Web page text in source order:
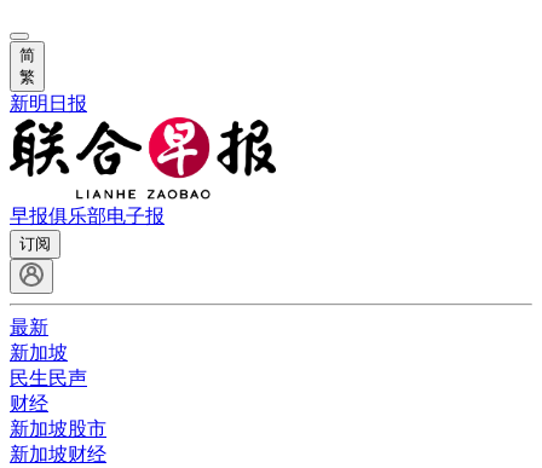
简
繁
新明日报
早报俱乐部电子报
订阅
最新
新加坡
民生民声
财经
新加坡股市
新加坡财经